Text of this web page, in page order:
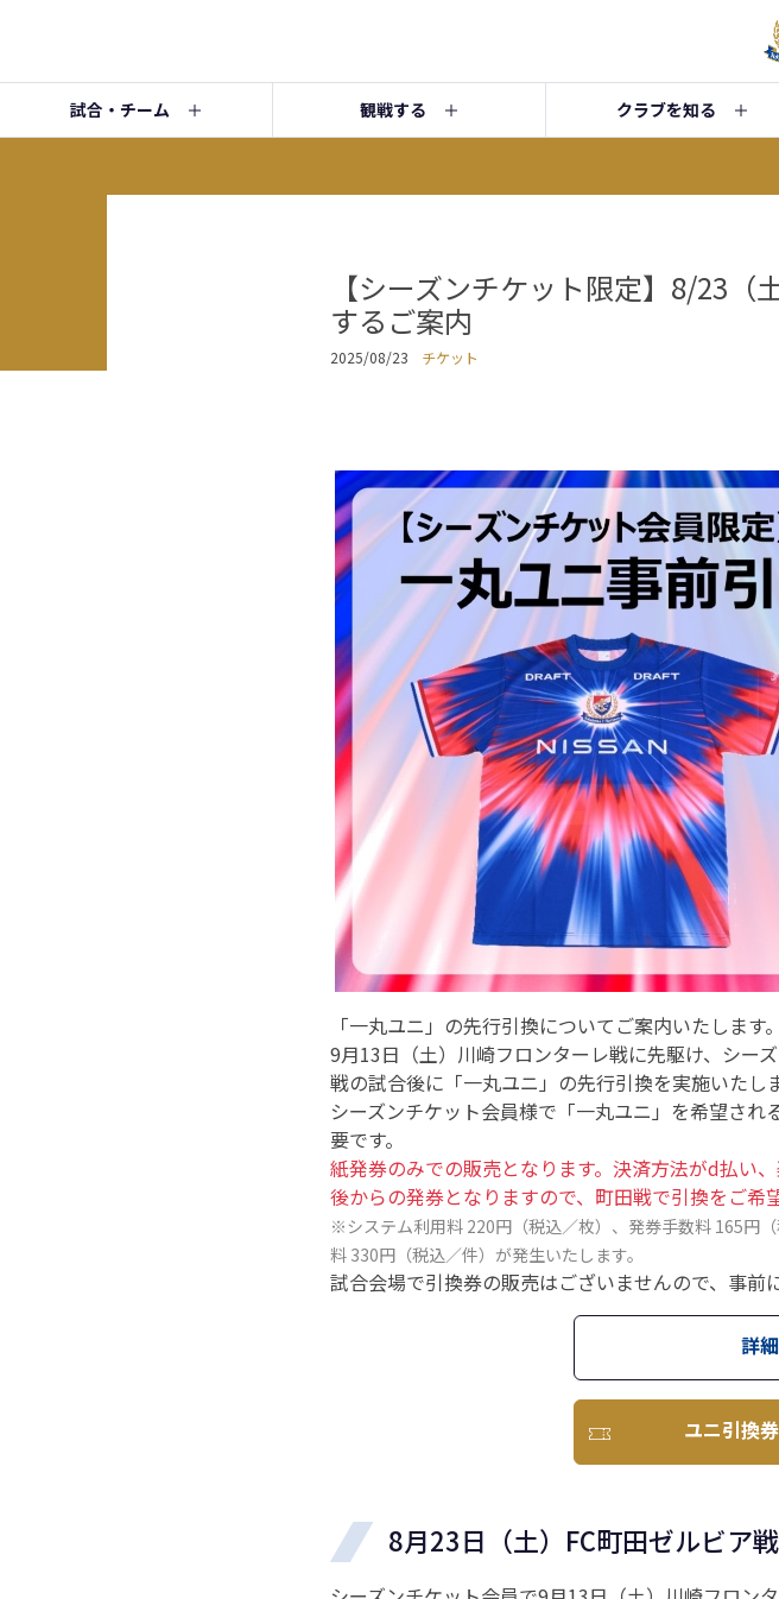
試合・チーム 観戦する クラブを知る
【シーズンチケット限定】8/23
するご案内
2025/08/23 チケット
「一丸ユニ」の先行引換についてご案内いたします。
9月13日（土）川崎フロンターレ戦に先駆け、シー
戦の試合後に「一丸ユニ」の先行引換を実施いたしま
シーズンチケット会員様で「一丸ユニ」を希望さ
要です。
紙発券のみでの販売となります。決済方法がd払い
後からの発券となりますので、町田戦で引換をご希
※システム利用料 220円（税込／枚）、発券手数料 165円
料 330円（税込／件）が発生いたします。
試合会場で引換券の販売はございませんので、事前
詳
ユニ引換
8月23日（土）FC町田ゼルビア